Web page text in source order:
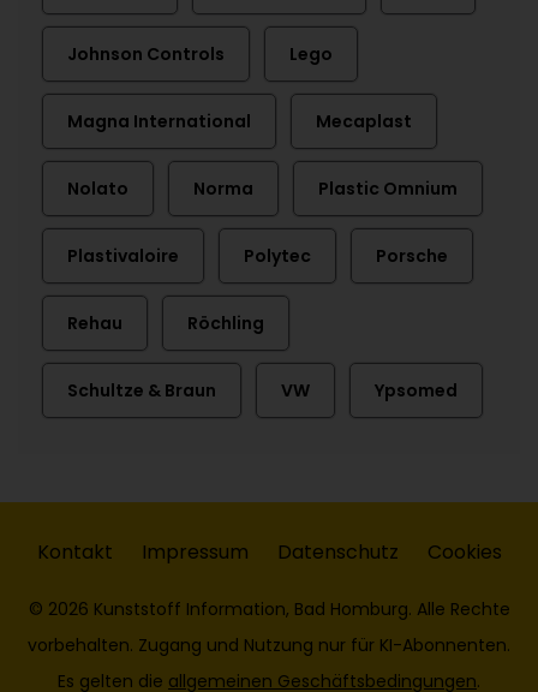
Johnson Controls Lego
Magna International Mecaplast
Nolato Norma Plastic Omnium
Plastivaloire Polytec Porsche
Rehau Röchling
Schultze & Braun VW Ypsomed
Kontakt Impressum Datenschutz Cookies
© 2026 Kunststoff Information, Bad Homburg. Alle Rechte
vorbehalten. Zugang und Nutzung nur für KI-Abonnenten.
Es gelten die allgemeinen Geschäftsbedingungen.